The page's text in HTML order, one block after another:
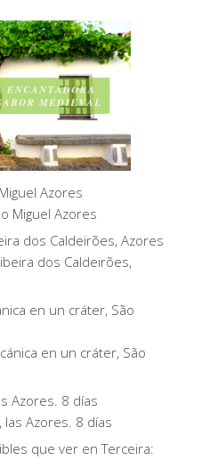
Azores
dos Caldeirões, Azores
en un cráter, São
Azores. 8 días
que ver en Terceira: